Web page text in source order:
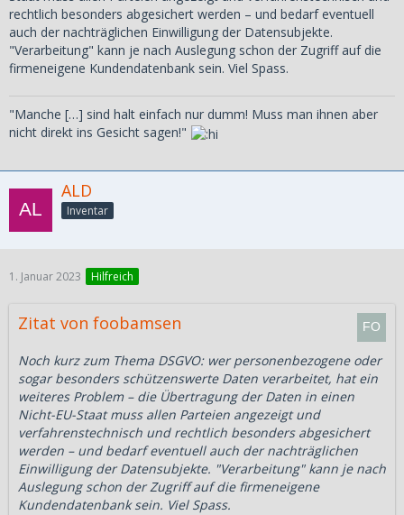
rechtlich besonders abgesichert werden – und bedarf eventuell
auch der nachträglichen Einwilligung der Datensubjekte.
"Verarbeitung" kann je nach Auslegung schon der Zugriff auf die
firmeneigene Kundendatenbank sein. Viel Spass.
"Manche […] sind halt einfach nur dumm! Muss man ihnen aber
nicht direkt ins Gesicht sagen!"
ALD
Inventar
1. Januar 2023 Hilfreich
Zitat von foobamsen
Noch kurz zum Thema DSGVO: wer personenbezogene oder
sogar besonders schützenswerte Daten verarbeitet, hat ein
weiteres Problem – die Übertragung der Daten in einen
Nicht-EU-Staat muss allen Parteien angezeigt und
verfahrenstechnisch und rechtlich besonders abgesichert
werden – und bedarf eventuell auch der nachträglichen
Einwilligung der Datensubjekte. "Verarbeitung" kann je nach
Auslegung schon der Zugriff auf die firmeneigene
Kundendatenbank sein. Viel Spass.